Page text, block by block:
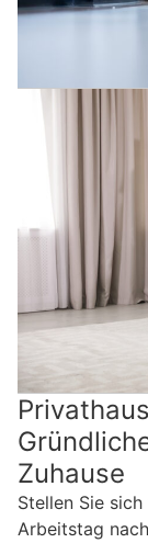
Zuhause
Stellen Sie
Arbeitstag